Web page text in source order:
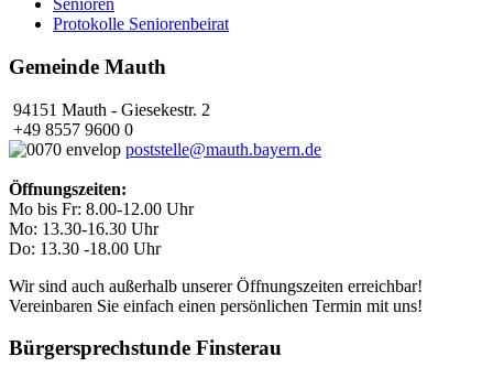
Senioren
Protokolle Seniorenbeirat
Gemeinde Mauth
94151 Mauth - Giesekestr. 2
+49 8557 9600 0
poststelle@mauth.bayern.de
Öffnungszeiten:
Mo bis Fr: 8.00-12.00 Uhr
Mo: 13.30-16.30 Uhr
Do: 13.30 -18.00 Uhr
Wir sind auch außerhalb unserer Öffnungszeiten erreichbar!
Vereinbaren Sie einfach einen persönlichen Termin mit uns!
Bürgersprechstunde Finsterau